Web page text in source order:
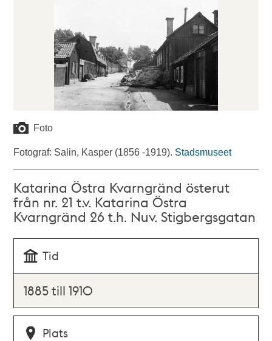
Foto
Fotograf: Salin, Kasper (1856 -1919). Stadsmuseet
Katarina Östra Kvarngränd österut
från nr. 21 t.v. Katarina Östra
Kvarngränd 26 t.h. Nuv. Stigbergsgatan
Tid
1885 till 1910
Plats